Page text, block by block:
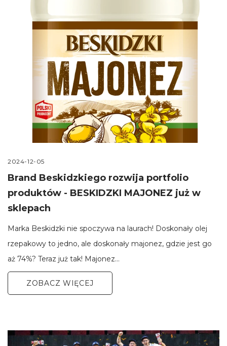
2024-12-05
Brand Beskidzkiego rozwija portfolio
produktów - BESKIDZKI MAJONEZ już w
sklepach
Marka Beskidzki nie spoczywa na laurach! Doskonały olej
rzepakowy to jedno, ale doskonały majonez, gdzie jest go
aż 74%? Teraz już tak! Majonez…
ZOBACZ WIĘCEJ